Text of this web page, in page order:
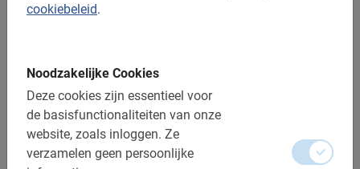
cookiebeleid.
Noodzakelijke Cookies
Deze cookies zijn essentieel voor
de basisfunctionaliteiten van onze
website, zoals inloggen. Ze
verzamelen geen persoonlijke
Inclusief:
De lokale gids, Nederlands indien beschikbaar
Een top ervaring!
Fotomomenten